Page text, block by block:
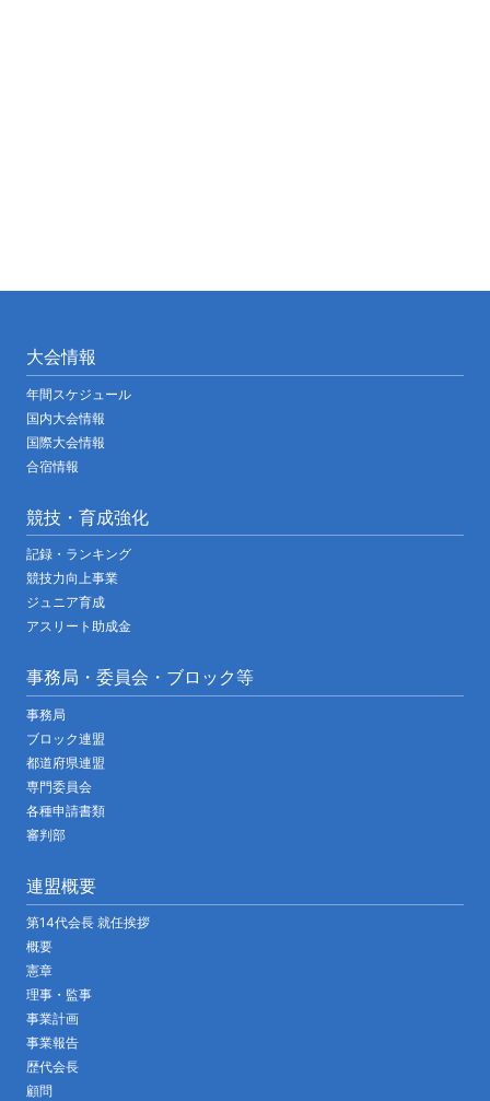
大会情報
年間スケジュール
国内大会情報
国際大会情報
合宿情報
競技・育成強化
記録・ランキング
競技力向上事業
ジュニア育成
アスリート助成金
事務局・委員会・ブロック等
事務局
ブロック連盟
都道府県連盟
専門委員会
各種申請書類
審判部
連盟概要
第14代会長 就任挨拶
概要
憲章
理事・監事
事業計画
事業報告
歴代会長
顧問